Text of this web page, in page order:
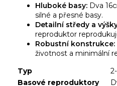
Hluboké basy: Dva
silné a přesné basy.
Detailní středy a
reproduktor
Robustní konstrukce:
životnost a minimální
Typ
Basové reproduktory